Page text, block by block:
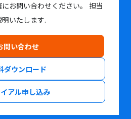
お問い合わせください。
担当
いたします.
問い合わせ
ダウンロード
イアル申し込み